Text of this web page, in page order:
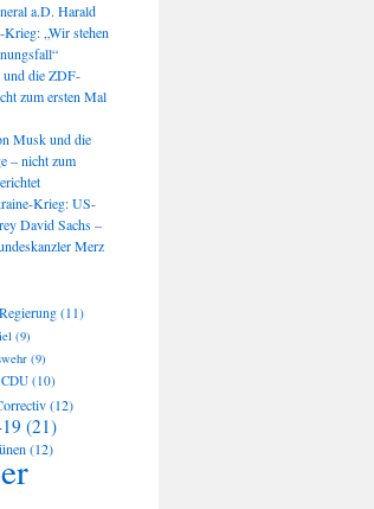
a.D. Harald
„Wir stehen
die ZDF-
zum ersten Mal
Musk und die
– nicht zum
Krieg: US-
David Sachs –
Merz
(11)
(9)
(9)
CDU (10)
(12)
(21)
(12)